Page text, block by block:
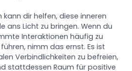
kann dir helfen, diese inneren
ans Licht zu bringen. Wenn du
Interaktionen häufig zu
nimm das ernst. Es ist
Verbindlichkeiten zu befreien,
stattdessen Raum für positive